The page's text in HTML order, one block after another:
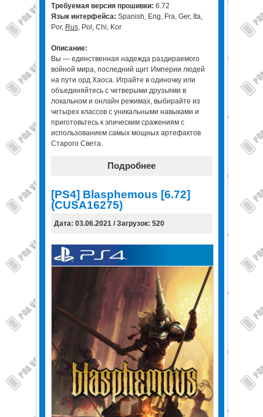
Требуемая версия прошивки: 6.72
Язык интерфейса: Spanish, Eng, Fra, Ger, Ita,
Por, Rus, Pol, Chi, Kor
Описание:
Вы — единственная надежда раздираемого
войной мира, последний щит Империи людей
на пути орд Хаоса. Играйте в одиночку или
объединяйтесь с четверыми друзьями в
локальном и онлайн режимах, выбирайте из
четырех классов с уникальными навыками и
приготовьтесь к эпическим сражениям с
использованием самых мощных артефактов
Старого Света.
Подробнее
[PS4] Blasphemous [6.72]
(CUSA16275)
Дата: 03.06.2021 / Загрузок: 520